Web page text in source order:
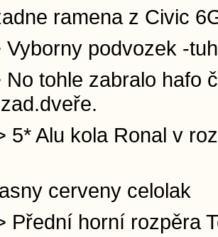
ramena z Civic
Vyborny podvozek -
No tohle zabralo hafo
5* Alu kola Ronal v
cerveny celolak
Přední horní rozpěra